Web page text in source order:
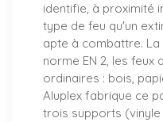
identifie, à proximité
type de feu qu'un
apte à combattre.
norme EN 2, les feux
ordinaires : bois,
Aluplex fabrique ce
trois supports (vinyle